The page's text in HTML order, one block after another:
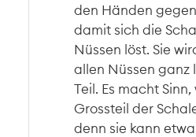
den Händen
damit sich die
Nüssen löst. Sie
allen Nüssen ganz
Teil. Es macht
Grossteil der
denn sie kann